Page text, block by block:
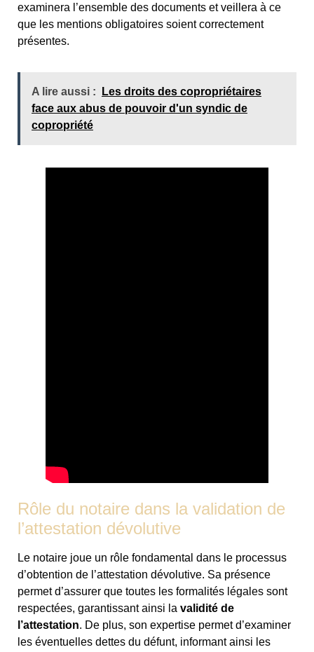
examinera l’ensemble des documents et veillera à ce
que les mentions obligatoires soient correctement
présentes.
A lire aussi :
Les droits des copropriétaires
face aux abus de pouvoir d'un syndic de
copropriété
Rôle du notaire dans la validation de
l’attestation dévolutive
Le notaire joue un rôle fondamental dans le processus
d’obtention de l’attestation dévolutive. Sa présence
permet d’assurer que toutes les formalités légales sont
respectées, garantissant ainsi la validité de
l’attestation. De plus, son expertise permet d’examiner
les éventuelles dettes du défunt, informant ainsi les